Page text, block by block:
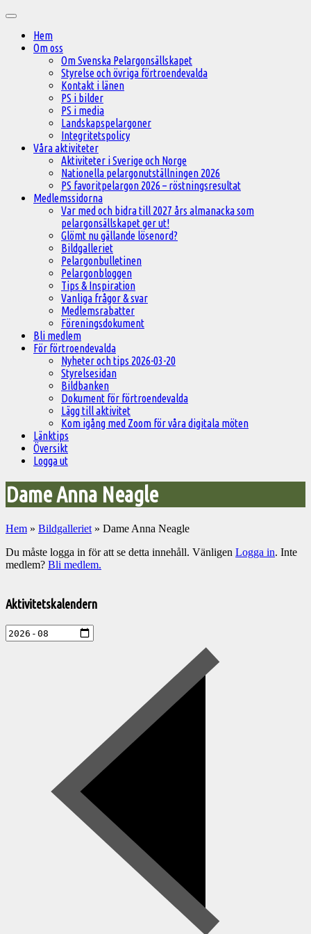
innehåll
Huvudmeny
Hem
Om oss
Om Svenska Pelargonsällskapet
Styrelse och övriga förtroendevalda
Kontakt i länen
PS i bilder
PS i media
Landskapspelargoner
Integritetspolicy
Våra aktiviteter
Aktiviteter i Sverige och Norge
Nationella pelargonutställningen 2026
PS favoritpelargon 2026 – röstningsresultat
Medlemssidorna
Var med och bidra till 2027 års almanacka som
pelargonsällskapet ger ut!
Glömt nu gällande lösenord?
Bildgalleriet
Pelargonbulletinen
Pelargonbloggen
Tips & Inspiration
Vanliga frågor & svar
Medlemsrabatter
Föreningsdokument
Bli medlem
För förtroendevalda
Nyheter och tips 2026-03-20
Styrelsesidan
Bildbanken
Dokument för förtroendevalda
Lägg till aktivitet
Kom igång med Zoom för våra digitala möten
Länktips
Översikt
Logga ut
Dame Anna Neagle
Hem » Bildgalleriet » Dame Anna Neagle
Du måste logga in för att se detta innehåll. Vänligen Logga in. Inte
medlem? Bli medlem.
till
aktiviteter
Aktivitetskalendern